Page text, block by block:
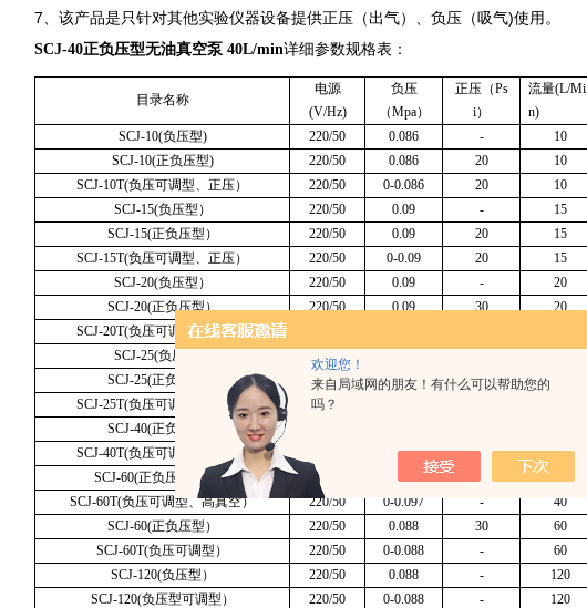
欢迎您！
来自局域网的朋友！有什么可以帮助您的
吗？
7、该产品是只针对其他实验仪器设备提供正压（出气）、负压（吸气)使用。
SCJ-40正负压型无油真空泵 40L/min详细参数规格表：
目录名称
电源
(V/Hz)
负压
（Mpa）
正压（Ps
i）
流量(L/Mi
n)
SCJ-10(负压型)
220/50 0.086 - 10
SCJ-10(正负压型)
220/50 0.086 20 10
SCJ-10T(负压可调型、正压）
220/50 0-0.086 20 10
SCJ-15(负压型）
220/50 0.09 - 15
SCJ-15(正负压型）
220/50 0.09 20 15
SCJ-15T(负压可调型、正压）
220/50 0-0.09 20 15
SCJ-20(负压型）
220/50 0.09 - 20
SCJ-20(正负压型）
220/50 0.09 30 20
SCJ-20T(负压可调型、正压）
SCJ-25(负压型）
220/50
SCJ-25(正负压型）
220/50 0.075 30
SCJ-25T(负压可调型、正压）
220/50
SCJ-40(正负压型）
SCJ-40T(负压可调型、正压）
0-0.086 30 40
SCJ-60(正负压高真空）
220/50 0.097 30
SCJ-60T(负压可调型、高真空）
220/50 0-0.097 - 40
SCJ-60(正负压型）
220/50 0.088 30 60
SCJ-60T(负压可调型）
220/50 0-0.088 - 60
SCJ-120(负压型）
220/50 0.088 - 120
SCJ-120(负压型可调型）
220/50 0-0.088 - 120